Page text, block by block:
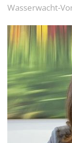
Wasserwacht-